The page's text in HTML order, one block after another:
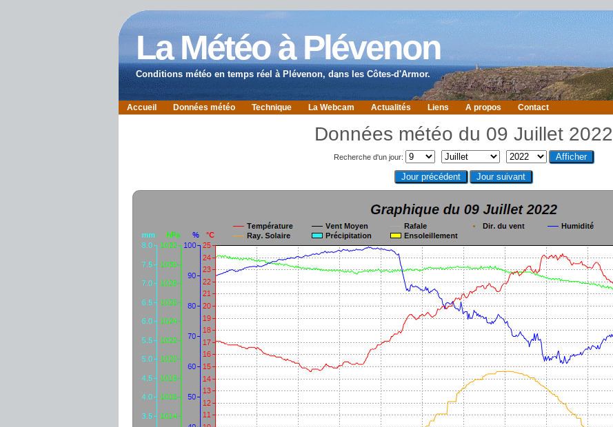
La Météo à Plévenon
Conditions météo en temps réel à Plévenon, dans les Côtes-d'Armor.
Accueil Données météo Technique La Webcam Actualités Liens A propos Contact
Données météo du 09 Juillet 2022
Recherche d'un jour: